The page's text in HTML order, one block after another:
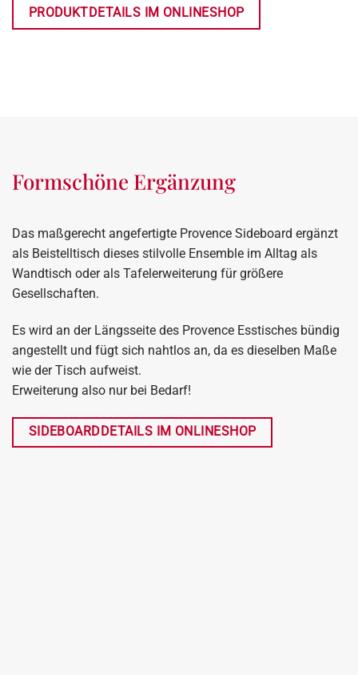
PRODUKTDETAILS IM ONLINESHOP
Formschöne Ergänzung
Das maßgerecht angefertigte Provence Sideboard ergänzt
als Beistelltisch dieses stilvolle Ensemble im Alltag als
Wandtisch oder als Tafelerweiterung für größere
Gesellschaften.
Es wird an der Längsseite des Provence Esstisches bündig
angestellt und fügt sich nahtlos an, da es dieselben Maße
wie der Tisch aufweist.
Erweiterung also nur bei Bedarf!
SIDEBOARDDETAILS IM ONLINESHOP